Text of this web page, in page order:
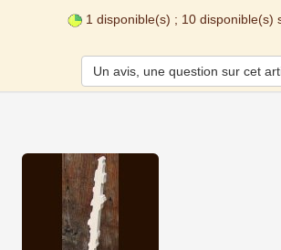
1 disponible(s) ; 10 disponible(s)
Un avis, une question sur cet